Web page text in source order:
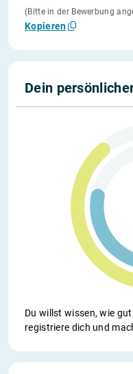
(Bitte in der Bewerbung
Kopieren
Dein
Du willst wissen, wie
registriere dich und